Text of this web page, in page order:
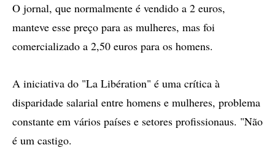
O jornal, que normalmente é vendido a 2 euros,
manteve esse preço para as mulheres, mas foi
comercializado a 2,50 euros para os homens.
A iniciativa do "La Libération" é uma crítica à
disparidade salarial entre homens e mulheres, problema
constante em vários países e setores profissionaus. "Não
é um castigo.